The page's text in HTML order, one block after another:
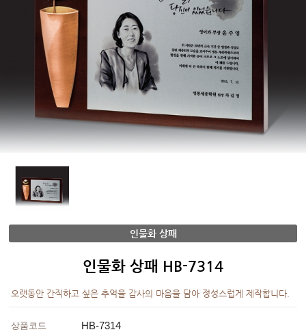
인물화 상패
인물화 상패 HB-7314
오랫동안 간직하고 싶은 추억을 감사의 마음을 담아 정성스럽게 제작합니다.
상품코드 HB-7314